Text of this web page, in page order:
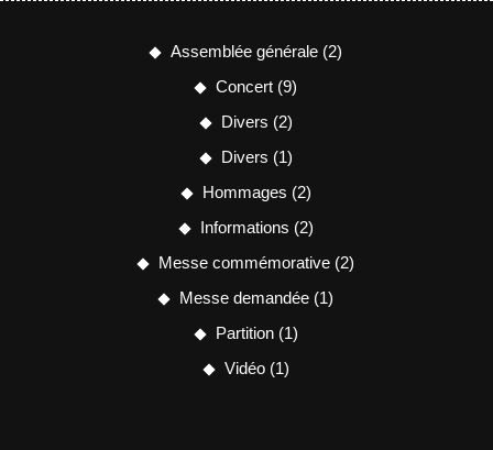
Assemblée générale (2)
Concert (9)
Divers (2)
Divers (1)
Hommages (2)
Informations (2)
Messe commémorative (2)
Messe demandée (1)
Partition(1)
Vidéo(1)